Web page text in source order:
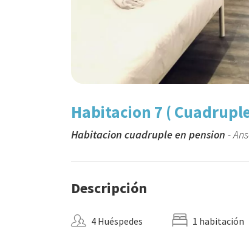
Habitacion 7 (
Habitacion cuadruple en pension -
Descripción
4 Huéspedes 1 habitación